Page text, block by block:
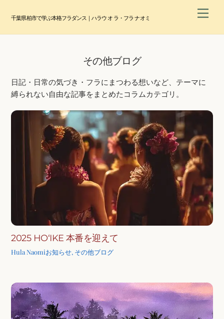
千葉県柏市で学ぶ本格フラダンス｜ハラウ オ ラ・フラ ナオミ
その他ブログ
日記・日常の気づき・フラにまつわる想いなど、テーマに
縛られない自由な記事をまとめたコラムカテゴリ。
2025 HOʻIKE 本番を迎えて
Hula Naomiお知らせ, その他ブログ